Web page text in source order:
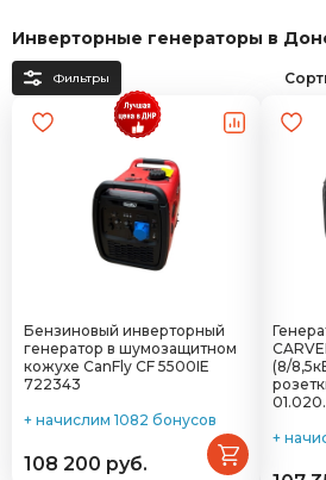
Инверторные генераторы в
Фильтры
Бензиновый инверторный
генератор в шумозащитном
кожухе CanFly CF 5500IE
722343
+ начислим 1082 бонусов
108 200 руб.
(8/
+